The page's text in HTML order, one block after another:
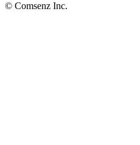
© Comsenz Inc.